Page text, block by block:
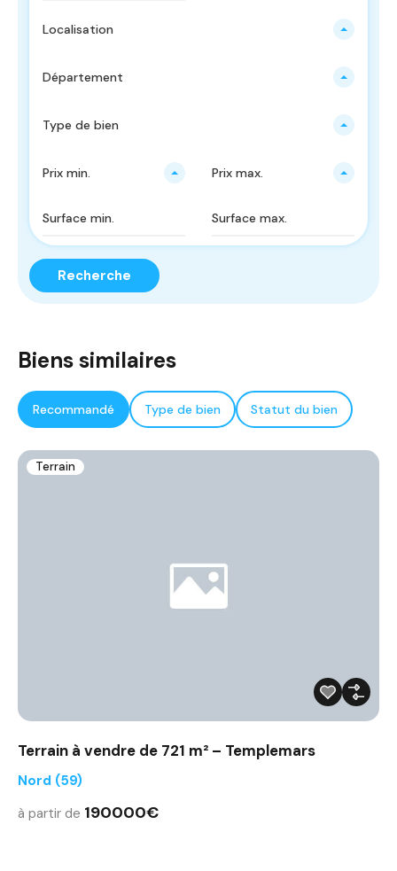
Localisation
Département
Type de bien
Prix ​​min. Prix ​​max.
Recherche
Biens similaires
Recommandé Type de bien Statut du bien
Terrain
Terrain à vendre de 721 m² – Templemars
Nord (59)
à partir de 190000€